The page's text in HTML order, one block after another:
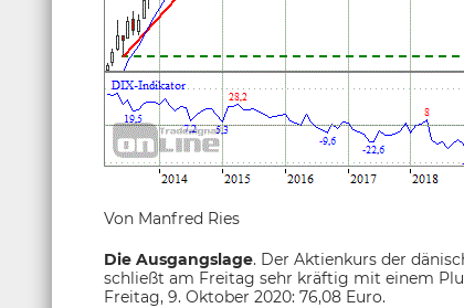
Von Manfred Ries
Die Ausgangslage. Der Aktienkurs der
schließt am Freitag sehr kräftig mit einem
Freitag, 9. Oktober 2020: 76,08 Euro.